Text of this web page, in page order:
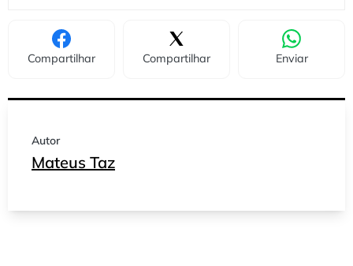
Compartilhar Compartilhar Enviar
Autor
Mateus Taz